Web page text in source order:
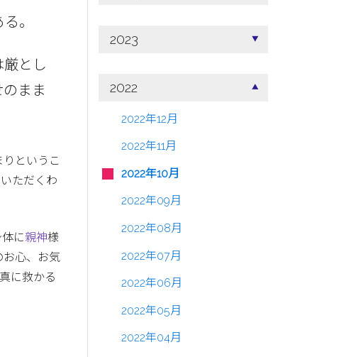
。
厳とし
まま
というこ
ただくわ
に親神様
お心、お気
に救かる
2023
2022
2022年12月
2022年11月
2022年10月
2022年09月
2022年08月
2022年07月
2022年06月
2022年05月
2022年04月